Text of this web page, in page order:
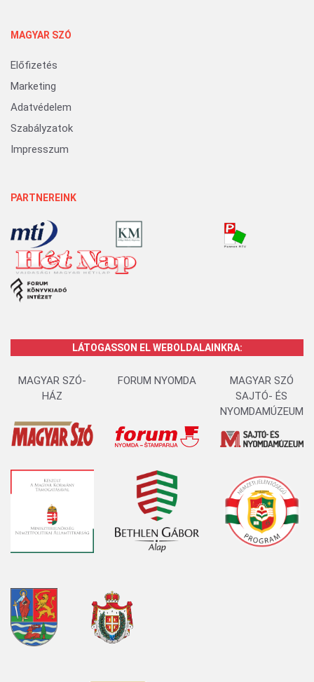
MAGYAR SZÓ
Előfizetés
Marketing
Adatvédelem
Szabályzatok
Impresszum
PARTNEREINK
LÁTOGASSON EL WEBOLDALAINKRA:
MAGYAR SZÓ-
HÁZ
FORUM NYOMDA
MAGYAR SZÓ
SAJTÓ- ÉS
NYOMDAMÚZEUM